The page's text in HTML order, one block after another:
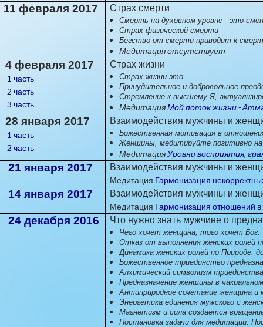
11 февраля 2017 Страх смерти
Смерть на духовном уровне - это
Страх физической смерти
Бегство от смерти приводит к
Медитация отсутствует
4 февраля 2017
1 часть
2 часть
3 часть
Страх жизни
Страх жизни это...
Принудительное и добровольное
Стремление к высшему Я,
МедитацияМой поток жизни -
28 января 2017
1 часть
2 часть
Взаимодействия мужчины и
Божественная мотивация в
Женщины, медитируйте позитивно на
МедитацияУровни восприятия,
21 января 2017
Взаимодействия мужчины и
Медитация Гармонизация
14 января 2017
Взаимодействия мужчины и
Медитация Гармонизация отношений
24 декабря 2016 Что нужно знать мужчине о
Чего хочет женщина, того хочет
Отказ от выполнения женских ролей
Динамика женских ролей по Природе:
Божественное триединство
Алхимический символизм
Предназначение женщины в
Антиприродное сочетание женщина и
Энергетика единения мужского с
Магнетизм и сила создается
Постановка задачи для медитации.